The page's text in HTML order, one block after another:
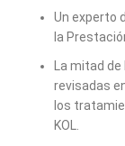
Un experto
la
La mitad
revisadas
los
KOL.